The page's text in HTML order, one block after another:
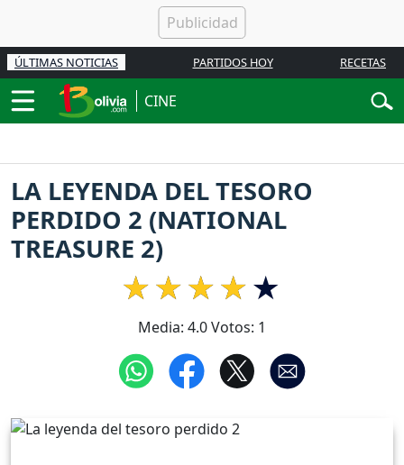
ÚLTIMAS NOTICIAS PARTIDOS HOY RECETAS
CINE
LA LEYENDA DEL TESORO
PERDIDO 2 (NATIONAL
TREASURE 2)
Media: 4.0Votos: 1